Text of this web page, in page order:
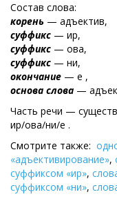
Состав слова:
корень — адъектив,
суффикс — ир,
суффикс — ова,
суффикс — ни,
окончание — е ,
основа слова —
Часть речи —
ир/ова/ни/е .
Смотрите также:
«адъективирование»,
суффиксом «ир»,
суффиксом «ни»,